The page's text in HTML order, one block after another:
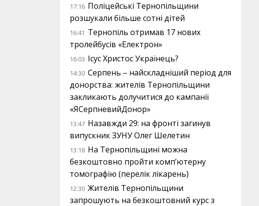
17:16 Поліцейські Тернопільщини
розшукали більше сотні дітей
16:41 Тернопіль отримав 17 нових
тролейбусів «Електрон»
16:03 Ісус Христос Українець?
14:30 Серпень – найскладніший період для
донорства: жителів Тернопільщини
закликають долучитися до кампанії
«ЯСерпневийДонор»
13:47 Назавжди 29: на фронті загинув
випускник ЗУНУ Олег Шелетин
13:18 На Тернопільщині можна
безкоштовно пройти комп’ютерну
томографію (перелік лікарень)
12:30 Жителів Тернопільщини
запрошують на безкоштовний курс з